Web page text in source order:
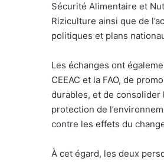
Sécurité Alimentaire et
Riziculture ainsi que de
politiques et plans
Les échanges ont
CEEAC et la FAO, de
durables, et de
protection de
contre les effets du
À cet égard, les deux